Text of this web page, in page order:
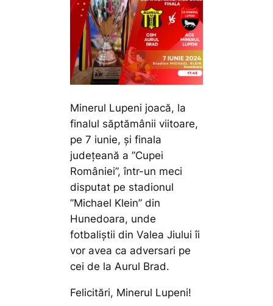
Minerul Lupeni joacă, la
finalul săptămânii viitoare,
pe 7 iunie, și finala
județeană a ”Cupei
României”, într-un meci
disputat pe stadionul
”Michael Klein” din
Hunedoara, unde
fotbaliștii din Valea Jiului îi
vor avea ca adversari pe
cei de la Aurul Brad.
Felicitări, Minerul Lupeni!